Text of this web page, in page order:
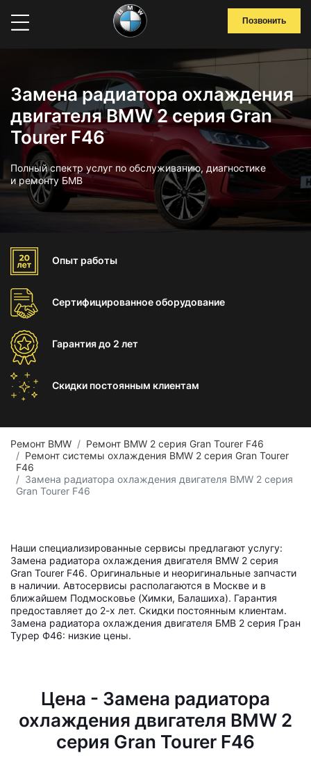
Позвонить
Замена радиатора охлаждения
двигателя BMW 2 серия Gran
Tourer F46
Полный спектр услуг по обслуживанию, диагностике
и ремонту БМВ
Опыт работы
Сертифицированноеоборудование
Гарантиядо 2 лет
Скидки постоянным клиентам
Ремонт BMW
Ремонт BMW 2 серия Gran Tourer F46
Ремонт системы охлаждения BMW 2 серия Gran Tourer
F46
Замена радиатора охлаждения двигателя BMW 2 серия
Gran Tourer F46
Наши специализированные сервисы предлагают услугу:
Замена радиатора охлаждения двигателя BMW 2 серия
Gran Tourer F46. Оригинальные и неоригинальные запчасти
в наличии. Автосервисы располагаются в Москве и в
ближайшем Подмосковье (Химки, Балашиха). Гарантия
предоставляет до 2-х лет. Скидки постоянным клиентам.
Замена радиатора охлаждения двигателя БМВ 2 серия Гран
Турер Ф46: низкие цены.
Цена - Замена радиатора
охлаждения двигателя BMW 2
серия Gran Tourer F46